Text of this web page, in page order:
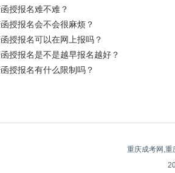
授报名难不难？
授报名会不会很麻烦？
授报名可以在网上报吗？
授报名是不是越早报名越好？
授报名有什么限制吗？
重庆成考网,重